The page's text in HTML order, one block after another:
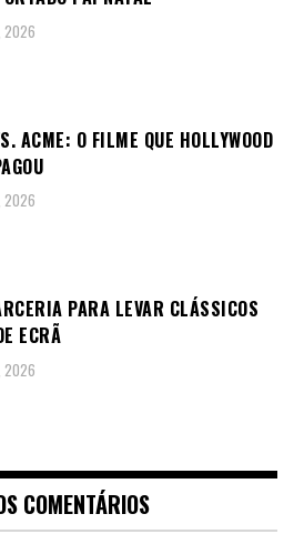
2026
ACME: O FILME QUE HOLLYWOOD
2026
PARA LEVAR CLÁSSICOS
ECRÃ
2026
COMENTÁRIOS